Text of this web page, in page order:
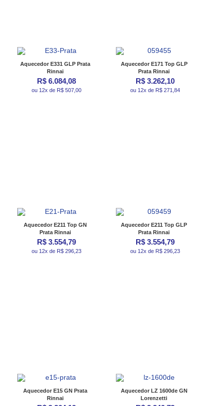
Aquecedor E331 GLP Prata
Rinnai
R$ 6.084,08
ou 12x de R$ 507,00
Aquecedor E171 Top GLP
Prata Rinnai
R$ 3.262,10
ou 12x de R$ 271,84
Aquecedor E211 Top GN
Prata Rinnai
R$ 3.554,79
ou 12x de R$ 296,23
Aquecedor E211 Top GLP
Prata Rinnai
R$ 3.554,79
ou 12x de R$ 296,23
Aquecedor E15 GN Prata
Rinnai
Aquecedor LZ 1600de GN
Lorenzetti